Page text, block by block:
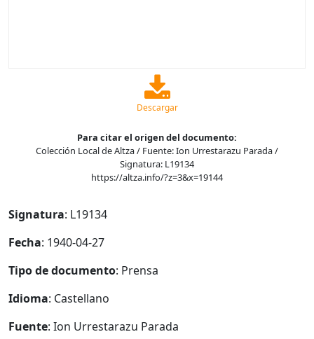
Descargar
Para citar el origen del documento:
Colección Local de Altza / Fuente: Ion Urrestarazu Parada /
Signatura: L19134
https://altza.info/?z=3&x=19144
Signatura: L19134
Fecha: 1940-04-27
Tipo de documento: Prensa
Idioma: Castellano
Fuente: Ion Urrestarazu Parada